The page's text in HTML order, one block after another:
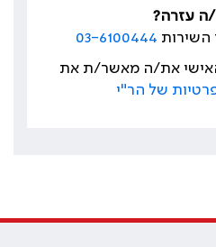
ה עזרה?
03-6100444
את/ה מאשר/ת את
של הר"י